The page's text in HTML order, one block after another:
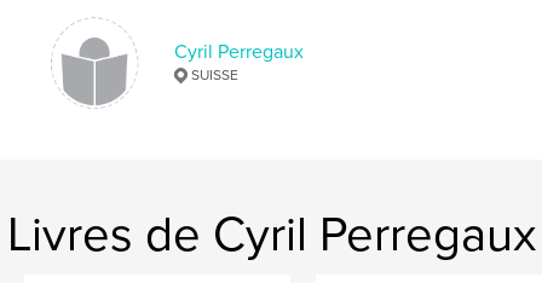
Cyril Perregaux
SUISSE
Livres de Cyril Perregaux